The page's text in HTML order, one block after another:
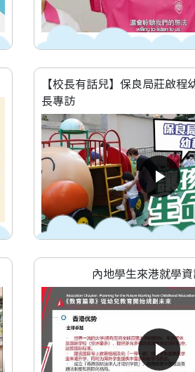
【校長有話兒】保良局莊啟程
長專訪
內地學生來港就學